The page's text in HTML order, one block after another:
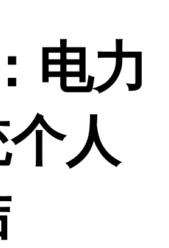
电力
人